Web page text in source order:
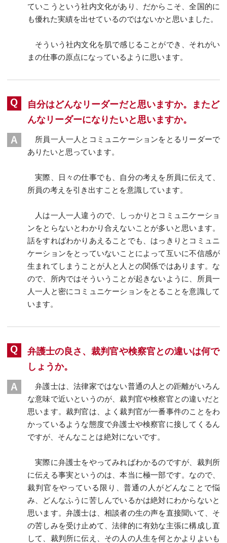
ていこうという社内文化があり、だからこそ、全国的に
も優れた実績を出せているのではないかと思いました。
そういう社内文化を肌で感じることができ、それがい
まの仕事の原点になっているように思います。
自分はどんなリーダーだと思いますか。またど
んなリーダーになりたいと思いますか。
所員一人一人とコミュニケーションをとるリーダーで
ありたいと思っています。
実際、日々の仕事でも、自分の考えを所員に伝えて、
所員の考えを引き出すことを意識しています。
人は一人一人違うので、しっかりとコミュニケーショ
ンをとらないとわかり合えないことが多いと思います。
話をすればわかりあえることでも、はっきりとコミュニ
ケーションをとっていないことによって互いに不信感が
生まれてしまうことが人と人との関係ではあります。な
ので、所内ではそういうことが起きないように、所員一
人一人と密にコミュニケーションをとることを意識して
います。
弁護士の良さ、裁判官や検察官との違いは何で
しょうか。
弁護士は、法律家ではない普通の人との距離がいろん
な意味で近いというのが、裁判官や検察官との違いだと
思います。裁判官は、よく裁判官が一番事件のことをわ
かっているような態度で弁護士や検察官に接してくるん
ですが、そんなことは絶対にないです。
実際に弁護士をやってみればわかるのですが、裁判所
に伝える事実というのは、本当に極一部です。なので、
裁判官をやっている限り、普通の人がどんなことで悩
み、どんなふうに苦しんでいるかは絶対にわからないと
思います。弁護士は、相談者の生の声を直接聞いて、そ
の苦しみを受け止めて、法律的に有効な主張に構成し直
して、裁判所に伝え、その人の人生を何とかよりよいも